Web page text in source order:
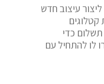
עיצוב חדש
כדי
לו להתחיל עם